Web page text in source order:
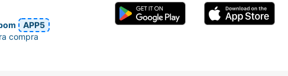
APP5
compra